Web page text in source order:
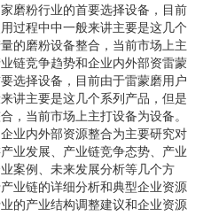
磨粉行业的首要选择设备，目前
过程中中一般来讲主要是这几个
的磨粉设备整合，当前市场上主
链竞争趋势和企业内外部资雷蒙
选择设备，目前由于雷蒙磨用户
讲主要是这几个系列产品，但是
，当前市场上主打设备为设备。
业内外部资源整合为主要研究对
业发展、产业链竞争态势、产业
案例、未来发展分析等几个方
业链的详细分析和典型企业资源
的产业结构调整建议和企业资源